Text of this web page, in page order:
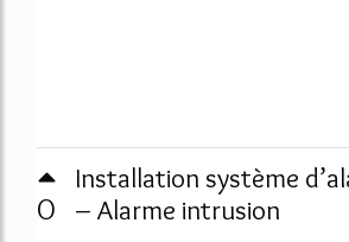
0
Installation système
– Alarme intrusion